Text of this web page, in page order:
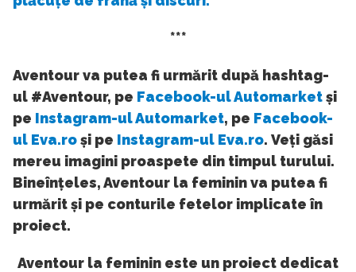
***
Aventour va putea fi urmărit după hashtag-
ul #Aventour, pe Facebook-ul Automarketși
pe Instagram-ul Automarket, pe Facebook-
ul Eva.roși pe Instagram-ul Eva.ro. Veți găsi
mereu imagini proaspete din timpul turului.
Bineînțeles, Aventour la feminin va putea fi
urmărit și pe conturile fetelor implicate în
proiect.
Aventour la feminin este un proiect dedicat